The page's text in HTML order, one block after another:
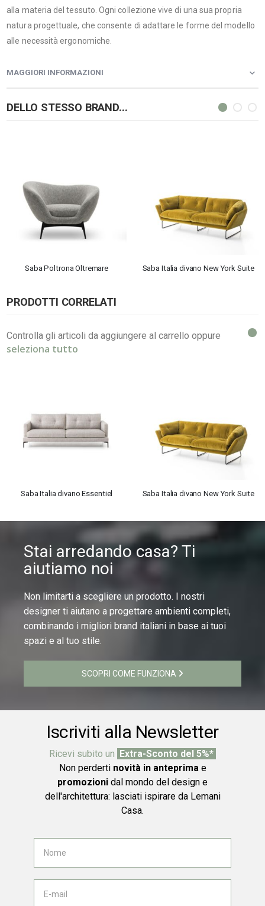
alla materia del tessuto. Ogni collezione vive di una sua propria
natura progettuale, che consente di adattare le forme del modello
alle necessità ergonomiche.
MAGGIORI INFORMAZIONI
DELLO STESSO BRAND...
Saba Poltrona Oltremare Saba Italia divano New York Suite
PRODOTTI CORRELATI
Controlla gli articoli da aggiungere al carrello oppure
seleziona tutto
Saba Italia divano Essentiel Saba Italia divano New York Suite
Stai arredando casa? Ti
aiutiamo noi
Non limitarti a scegliere un prodotto. I nostri
designer ti aiutano a progettare ambienti completi,
combinando i migliori brand italiani in base ai tuoi
spazi e al tuo stile.
SCOPRI COME FUNZIONA
Iscriviti alla Newsletter
Ricevi subito un Extra-Sconto del 5%*
Non perderti novità in anteprima e
promozioni dal mondo del design e
dell'architettura: lasciati ispirare da Lemani
Casa.